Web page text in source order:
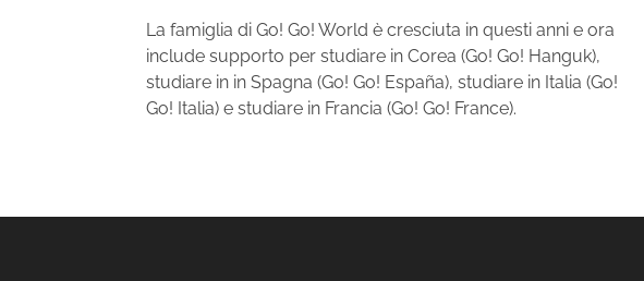
La famiglia di Go! Go! World è cresciuta in questi anni e ora
include supporto per studiare in Corea (Go! Go! Hanguk),
studiare in in Spagna (Go! Go! España), studiare in Italia (Go!
Go! Italia) e studiare in Francia (Go! Go! France).